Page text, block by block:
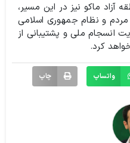
آزاد ماکو نیز در این مسیر،
و نظام جمهوری اسلامی
انسجام ملی و پشتیبانی از
کرد.
واتساپ چاپ